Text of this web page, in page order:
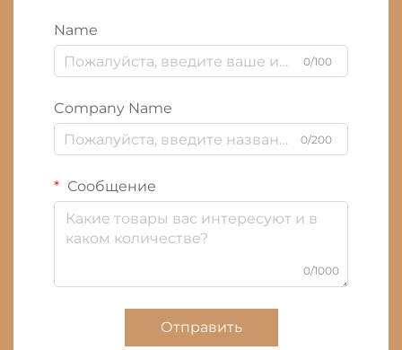
Name
0/100
Company Name
0/200
Сообщение
0/1000
Отправить